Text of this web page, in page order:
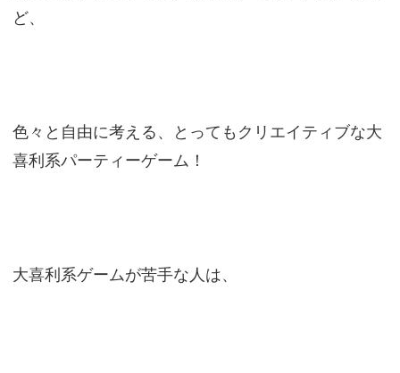
ど、
色々と自由に考える、とってもクリエイティブな大
喜利系パーティーゲーム！
大喜利系ゲームが苦手な人は、